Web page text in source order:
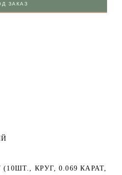
ЗАКАЗ
КРУГ, 0.069 КАРАТ,